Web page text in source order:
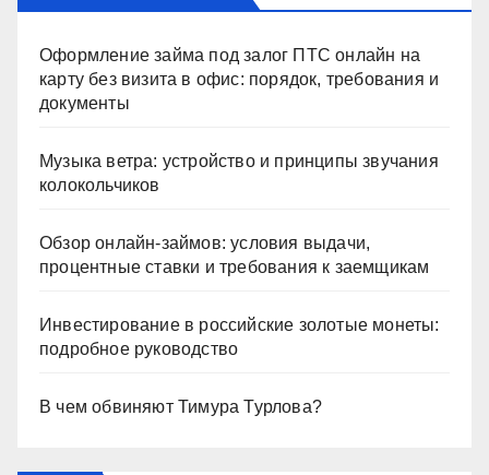
Оформление займа под залог ПТС онлайн на
карту без визита в офис: порядок, требования и
документы
Музыка ветра: устройство и принципы звучания
колокольчиков
Обзор онлайн-займов: условия выдачи,
процентные ставки и требования к заемщикам
Инвестирование в российские золотые монеты:
подробное руководство
В чем обвиняют Тимура Турлова?